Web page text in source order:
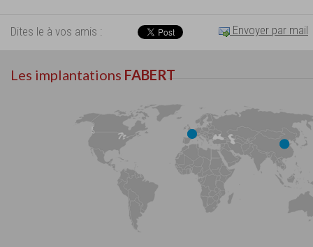
Dites le à vos amis : Envoyer par mail
Les implantations FABERT